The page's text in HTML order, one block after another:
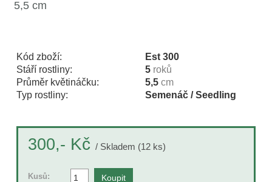
5,5 cm
Kód zboží:
Est 300
Stáří rostliny:
5 roků
Průměr květináčku:
5,5 cm
Typ rostliny:
Semenáč / Seedling
300,- Kč / Skladem (12 ks)
Kusů: